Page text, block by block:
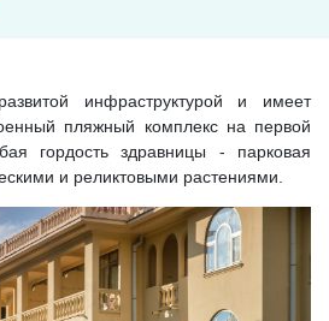
инфраструктурой и имеет
пляжный комплекс на первой
гордость здравницы - парковая
и реликтовыми растениями.